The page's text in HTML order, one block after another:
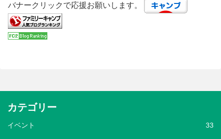
バナークリックで応援お願いします。
カテゴリー
イベント 33